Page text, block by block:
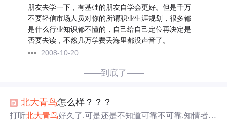
朋友去学一下，有基础的朋友自学会更好。但是千万
不要轻信市场人员对你的所谓职业生涯规划，很多都
是什么行业知识都不懂的，自己给自己定位再决定是
否要去读，不然几万学费丢海里都没声音了。
2008-10-20
——到底了——
北大青鸟怎么样？？？
打听北大青鸟好久了.可是还是不知道可靠不可靠.知情者帮